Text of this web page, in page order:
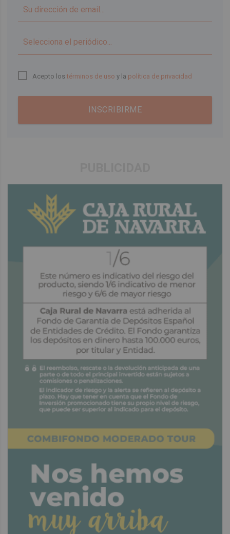
Acepto lostérminos de uso y la política de privacidad
INSCRIBIRME